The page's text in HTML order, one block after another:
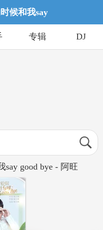
候和我say
专辑 DJ
good bye - 阿旺